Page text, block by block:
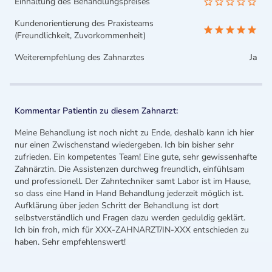
Kundenorientierung des Praxisteams
(Freundlichkeit, Zuvorkommenheit)
Weiterempfehlung des Zahnarztes
Ja
Kommentar Patientin zu diesem Zahnarzt:
Meine Behandlung ist noch nicht zu Ende, deshalb kann ich hier
nur einen Zwischenstand wiedergeben. Ich bin bisher sehr
zufrieden. Ein kompetentes Team! Eine gute, sehr gewissenhafte
Zahnärztin. Die Assistenzen durchweg freundlich, einfühlsam
und professionell. Der Zahntechniker samt Labor ist im Hause,
so dass eine Hand in Hand Behandlung jederzeit möglich ist.
Aufklärung über jeden Schritt der Behandlung ist dort
selbstverständlich und Fragen dazu werden geduldig geklärt.
Ich bin froh, mich für XXX-ZAHNARZT/IN-XXX entschieden zu
haben. Sehr empfehlenswert!